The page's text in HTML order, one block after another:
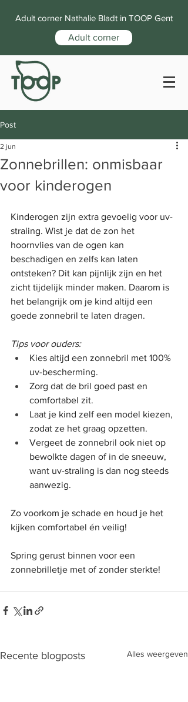
Adult corner Nathalie Bladt in TOOP Gent
Adult corner
Post
Zonnebrillen: onmisbaar
voor kinderogen
2 jun
Kinderogen zijn extra gevoelig voor uv-
straling. Wist je dat de zon het
hoornvlies van de ogen kan
beschadigen en zelfs kan laten
ontsteken? Dit kan pijnlijk zijn en het
zicht tijdelijk minder maken. Daarom is
het belangrijk om je kind altijd een
goede zonnebril te laten dragen.
Tips voor ouders:
Kies altijd een zonnebril met 100%
uv-bescherming.
Zorg dat de bril goed past en
comfortabel zit.
Laat je kind zelf een model kiezen,
zodat ze het graag opzetten.
Vergeet de zonnebril ook niet op
bewolkte dagen of in de sneeuw,
want uv-straling is dan nog steeds
aanwezig.
Zo voorkom je schade en houd je het
kijken comfortabel én veilig!
Spring gerust binnen voor een
zonnebrilletje met of zonder sterkte!
Recente blogposts Alles weergeven